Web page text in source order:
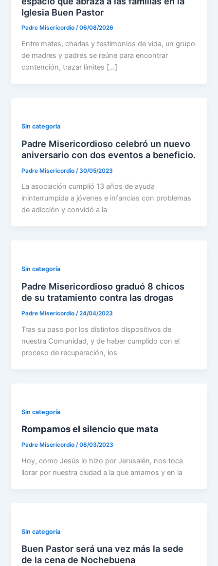
Iglesia Buen Pastor
Padre Misericordio/06/08/2026
Entre mates, charlas y testimonios de vida, un grupo
de madres y padres se reúne para encontrar
contención, trazar límites […]
Sin categoría
Padre Misericordioso celebró un nuevo
aniversario con dos eventos a beneficio.
Padre Misericordio /30/05/2023
La asociación cumplió 13 años de ayuda
ininterrumpida a jóvenes e infancias con problemas
de adicción y convidó a la
Sin categoría
Padre Misericordioso graduó 8 chicos
de su tratamiento contra las drogas
Padre Misericordio /24/04/2023
Tras su paso por los distintos dispositivos de
nuestra Comunidad, y de haber cumplido con el
proceso de recuperación, los
Sin categoría
Rompamos el silencio que mata
Padre Misericordio/08/03/2023
Hoy, como Jesús lo hizo por Jerusalén, nos toca
llorar por nuestra ciudad a la que amamos y en la
Sin categoría
Buen Pastor será una vez más la sede
de la cena de Nochebuena